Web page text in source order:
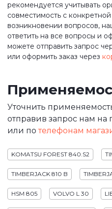
рекомендуется учитывать
совместимость с
возникновении вопросов,
ответить на все вопросы и
можете отправить запрос
или оформить заказ через
Уточнить
отправив запрос нам на
или потелефонам
KOMATSU FOREST 840.S2
TIMBERJACK 810 B
HSM 805 VOLVO L 30